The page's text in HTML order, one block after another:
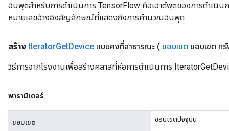
อินพุตสำหรับการดำเนินการ TensorFlow คือเอาต์พุตของการดำเนิน
หมายเลขอ้างอิงสัญลักษณ์ที่แสดงถึงการคำนวณอินพุต
สร้าง IteratorGetDevice แบบคงที่สาธารณะ ( ขอบเขต ขอบเขต ท
วิธีการจากโรงงานเพื่อสร้างคลาสที่ห่อการดำเนินการ
พารามิเตอร์
ขอบเขต ขอบเขตปัจจุบัน